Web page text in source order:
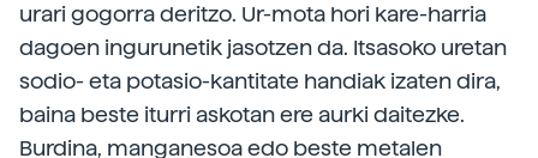
urari gogorra deritzo. Ur-mota hori kare-harria
dagoen ingurunetik jasotzen da. Itsasoko uretan
sodio- eta potasio-kantitate handiak izaten dira,
baina beste iturri askotan ere aurki daitezke.
Burdina, manganesoa edo beste metalen